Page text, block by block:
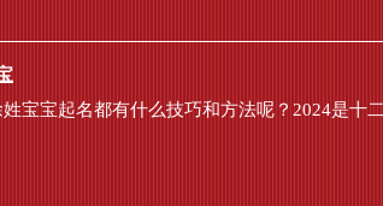
宝宝起名都有什么技巧和方法呢？2024是十